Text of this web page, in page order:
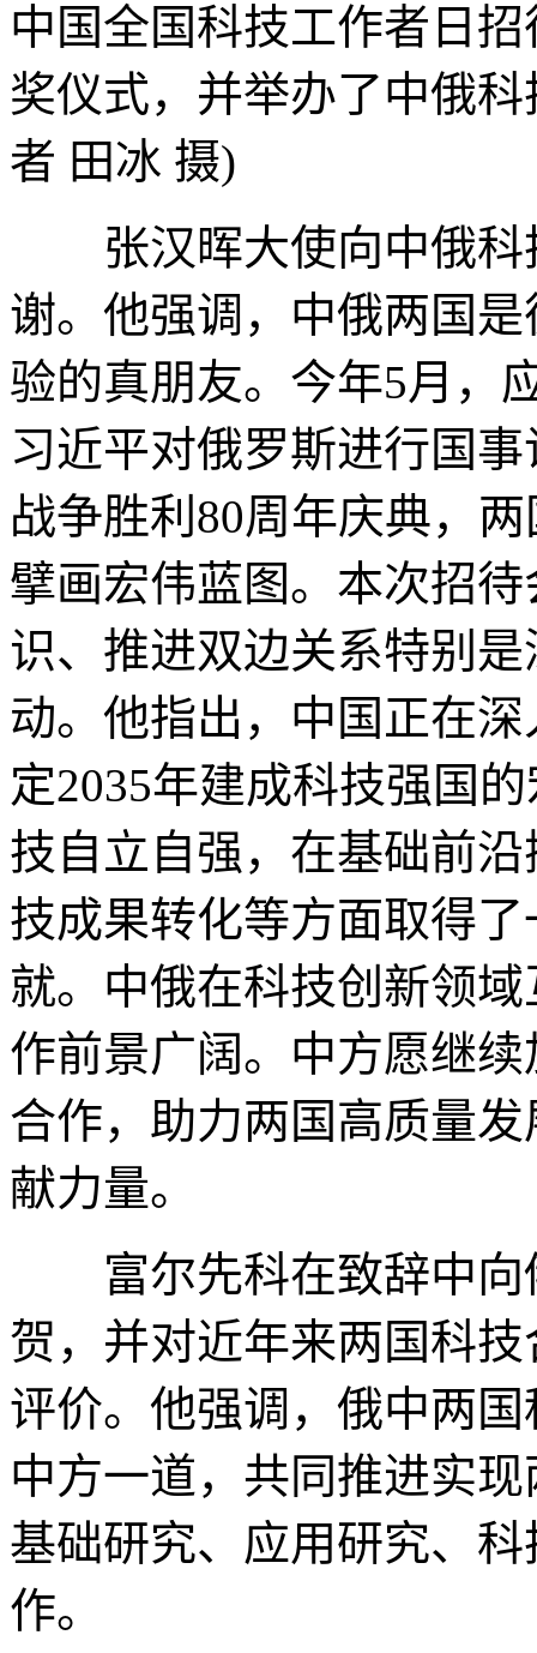
中国全国科技工作者日
奖仪式，并举办了中俄
者 田冰 摄)
张汉晖大使向中俄科
谢。他强调，中俄两国
验的真朋友。今年5月，
习近平对俄罗斯进行国
战争胜利80周年庆典，
擘画宏伟蓝图。本次招
识、推进双边关系特别
动。他指出，中国正在
定2035年建成科技强国
技自立自强，在基础前
技成果转化等方面取得
就。中俄在科技创新领
作前景广阔。中方愿继
合作，助力两国高质量
献力量。
富尔先科在致辞中向
贺，并对近年来两国科
评价。他强调，俄中两
中方一道，共同推进实
基础研究、应用研究、
作。